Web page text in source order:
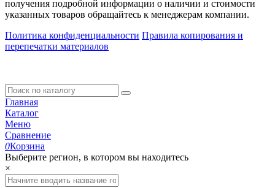
получения подробной информации о наличии и стоимости
указанных товаров обращайтесь к менеджерам компании.
Политика конфиденциальности Правила копирования и
перепечатки материалов
Главная
Каталог
Меню
Сравнение
0Корзина
Выберите регион, в котором вы находитесь
×